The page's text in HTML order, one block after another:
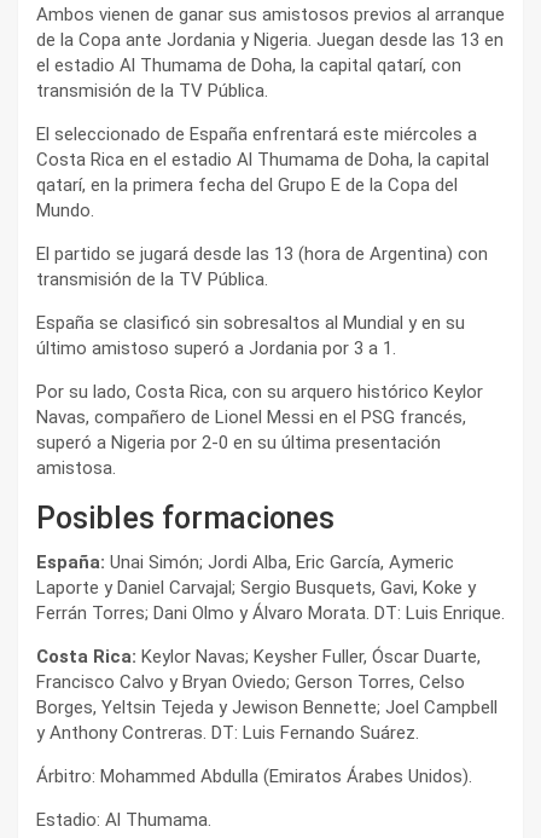
Ambos vienen de ganar sus amistosos previos al arranque
de la Copa ante Jordania y Nigeria. Juegan desde las 13 en
el estadio Al Thumama de Doha, la capital qatarí, con
transmisión de la TV Pública.
El seleccionado de España enfrentará este miércoles a
Costa Rica en el estadio Al Thumama de Doha, la capital
qatarí, en la primera fecha del Grupo E de la Copa del
Mundo.
El partido se jugará desde las 13 (hora de Argentina) con
transmisión de la TV Pública.
España se clasificó sin sobresaltos al Mundial y en su
último amistoso superó a Jordania por 3 a 1.
Por su lado, Costa Rica, con su arquero histórico Keylor
Navas, compañero de Lionel Messi en el PSG francés,
superó a Nigeria por 2-0 en su última presentación
amistosa.
Posibles formaciones
España: Unai Simón; Jordi Alba, Eric García, Aymeric
Laporte y Daniel Carvajal; Sergio Busquets, Gavi, Koke y
Ferrán Torres; Dani Olmo y Álvaro Morata. DT: Luis Enrique.
Costa Rica: Keylor Navas; Keysher Fuller, Óscar Duarte,
Francisco Calvo y Bryan Oviedo; Gerson Torres, Celso
Borges, Yeltsin Tejeda y Jewison Bennette; Joel Campbell
y Anthony Contreras. DT: Luis Fernando Suárez.
Árbitro: Mohammed Abdulla (Emiratos Árabes Unidos).
Estadio: Al Thumama.